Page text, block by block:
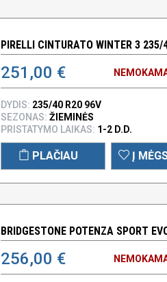
PIRELLI CINTURATO WINTER 3 235/
251,00 €
DYDIS: 235/40 R20 96V
SEZONAS: ŽIEMINĖS
PRISTATYMO LAIKAS: 1-2 D.D.
PLAČIAU Į
BRIDGESTONE POTENZA SPORT
256,00 €